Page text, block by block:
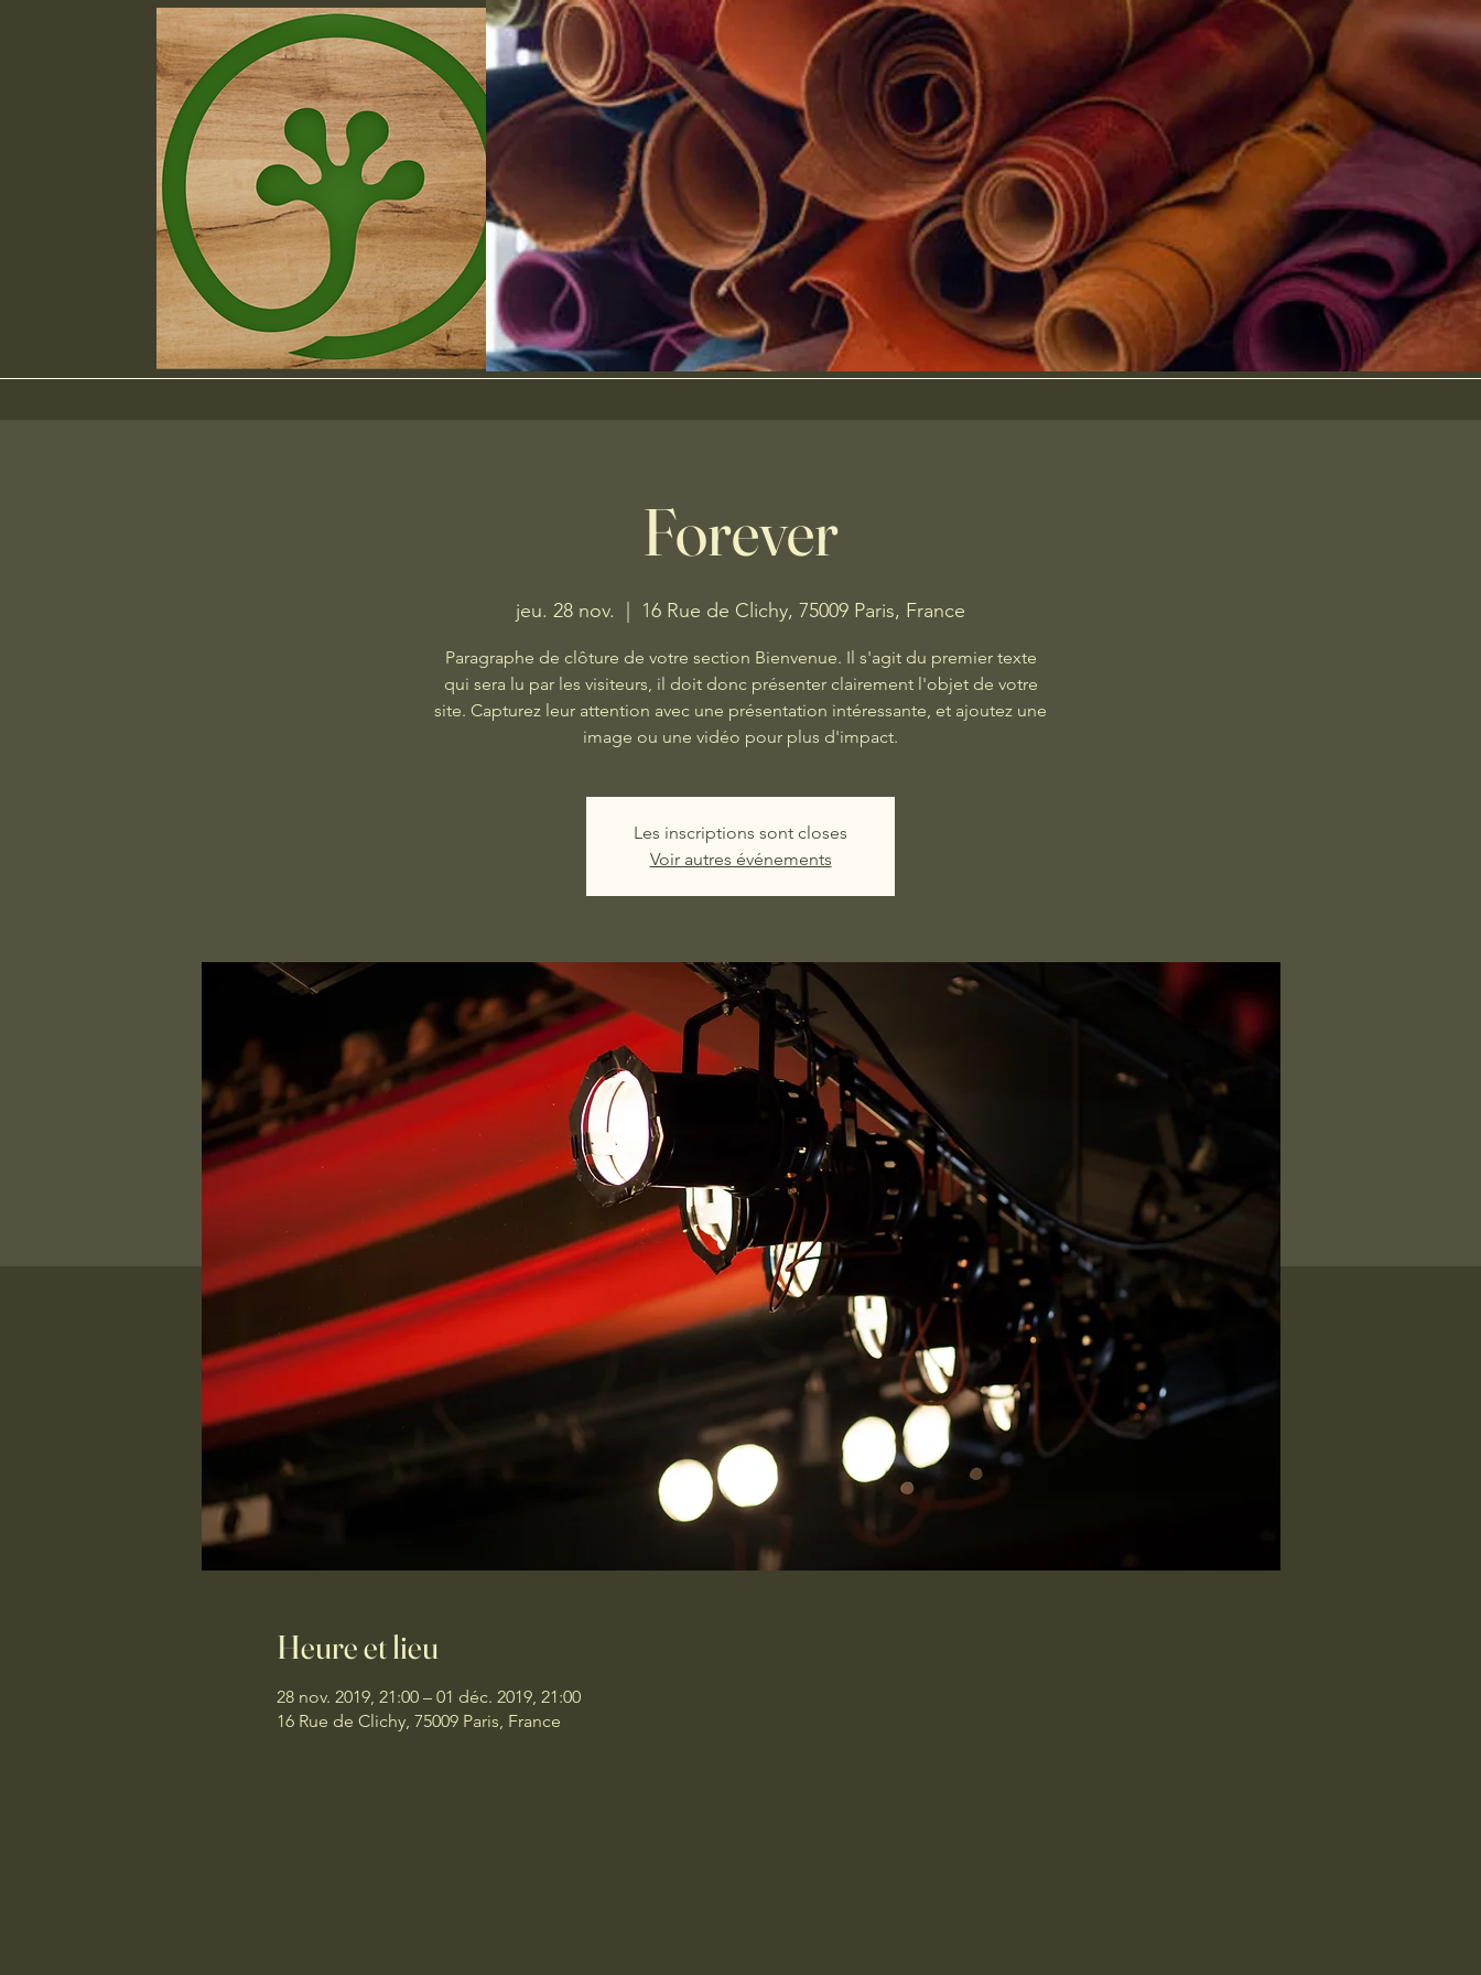
Les Arts Vers...
192 chemin des prés peloux
07690 Villevocance
0623061986
Forever
jeu. 28 nov. 16 Rue de Clichy, 75009 Paris, France
Paragraphe de clôture de votre section Bienvenue. Il s'agit du premier texte
qui sera lu par les visiteurs, il doit donc présenter clairement l'objet de votre
site. Capturez leur attention avec une présentation intéressante, et ajoutez une
image ou une vidéo pour plus d'impact.
Les inscriptions sont closes
Voir autres événements
Heure et lieu
28 nov. 2019, 21:00 – 01 déc. 2019, 21:00
16 Rue de Clichy, 75009 Paris, France